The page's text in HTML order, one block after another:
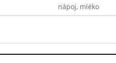
nápoj, mléko